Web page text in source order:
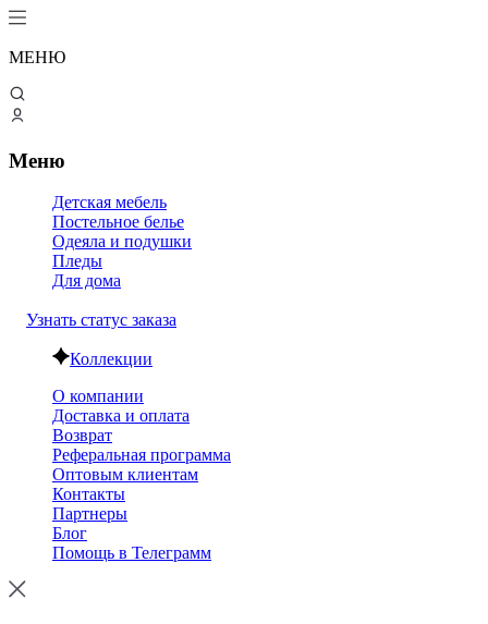
МЕНЮ
Меню
Детская мебель
Постельное белье
Одеяла и подушки
Пледы
Для дома
Узнать статус заказа
Коллекции
О компании
Доставка и оплата
Возврат
Реферальная программа
Оптовым клиентам
Контакты
Партнеры
Блог
Помощь в Телеграмм